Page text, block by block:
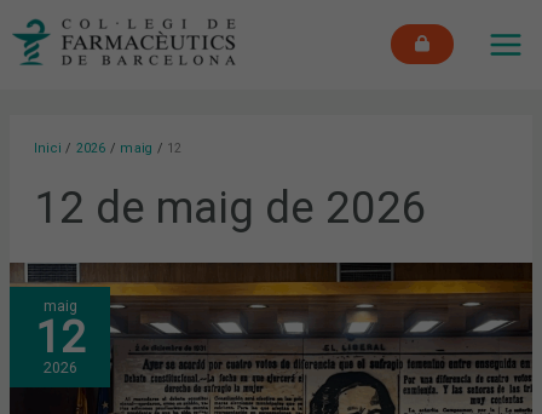
Inici 2026 maig 12
12 de maig de 2026
maig
12
2026
FARMACÈUTICS
I
METGES
DE
BARCELONA
PROPOSEN
AL
SENAT